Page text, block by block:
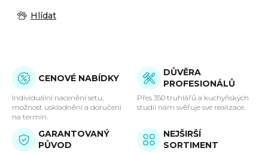
Hlídat
CENOVÉ NABÍDKY
Individuální nacenění setu,
možnost uskladnění a doručení
na termín.
DŮVĚRA
PROFESIONÁLŮ
Přes 350 truhlářů a kuchyňských
studií nám svěřuje své realizace.
GARANTOVANÝ
PŮVOD
NEJŠIRŠÍ
SORTIMENT